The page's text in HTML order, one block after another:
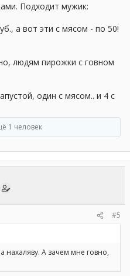
Подходит мужик:
а вот эти с мясом - по 50!
людям пирожки с говном
один с мясом.. и 4 с
1 человек
#5
нахаляву. А зачем мне говно,